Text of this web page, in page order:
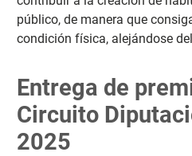
público, de manera que
condición física, alejándose
Entrega de
Circuito
2025